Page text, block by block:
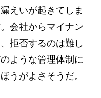
えいが起きてしま
会社からマイナン
拒否するのは難し
ような管理体制に
うがよさそうだ。